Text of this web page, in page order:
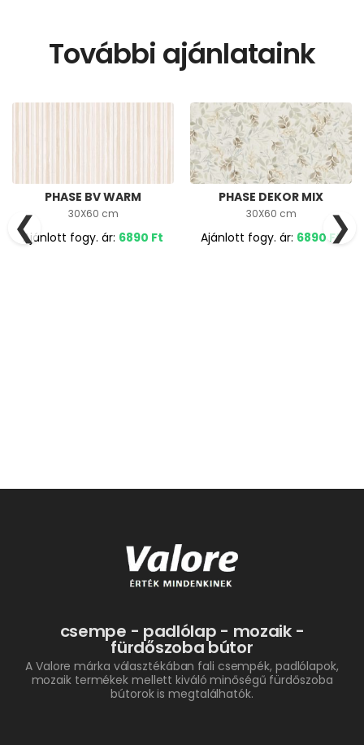
További ajánlataink
PHASE BV WARM
30X60 cm
Ajánlott fogy. ár: 6890 Ft
PHASE DEKOR MIX
30X60 cm
Ajánlott fogy. ár: 6890 Ft
❮ ❯
csempe - padlólap - mozaik -
fürdőszoba bútor
A Valore márka választékában fali csempék, padlólapok,
mozaik termékek mellett kiváló minőségű fürdőszoba
bútorok is megtalálhatók.